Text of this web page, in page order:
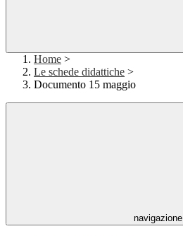
Home >
Le schede didattiche >
Documento 15 maggio
navigazione